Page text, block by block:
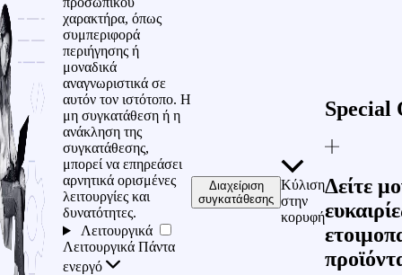
χαρακτήρα, όπως
συμπεριφορά
περιήγησης ή
μοναδικά
αναγνωριστικά σε
αυτόν τον ιστότοπο. Η
μη συγκατάθεση ή η
ανάκληση της
συγκατάθεσης,
μπορεί να επηρεάσει
αρνητικά ορισμένες
λειτουργίες και
δυνατότητες.
Λειτουργικά
Λειτουργικά Πάντα
ενεργό
Διαχείριση
συγκατάθεσης
Κύλιση
στην
κορυφή
Special
Δείτε